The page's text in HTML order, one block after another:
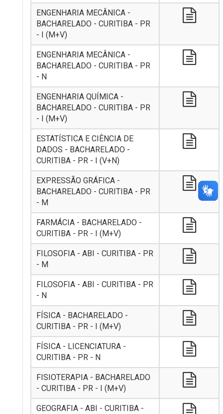
ENGENHARIA MECÂNICA -
BACHARELADO - CURITIBA - PR
- I (M+V)
ENGENHARIA MECÂNICA -
BACHARELADO - CURITIBA - PR
- N
ENGENHARIA QUÍMICA -
BACHARELADO - CURITIBA - PR
- I (M+V)
ESTATÍSTICA E CIÊNCIA DE
DADOS - BACHARELADO -
CURITIBA - PR - I (V+N)
EXPRESSÃO GRÁFICA -
BACHARELADO - CURITIBA - PR
- M
FARMÁCIA - BACHARELADO -
CURITIBA - PR - I (M+V)
FILOSOFIA - ABI - CURITIBA - PR
- M
FILOSOFIA - ABI - CURITIBA - PR
- N
FÍSICA - BACHARELADO -
CURITIBA - PR - I (M+V)
FÍSICA - LICENCIATURA -
CURITIBA - PR - N
FISIOTERAPIA - BACHARELADO
- CURITIBA - PR - I (M+V)
GEOGRAFIA - ABI - CURITIBA -